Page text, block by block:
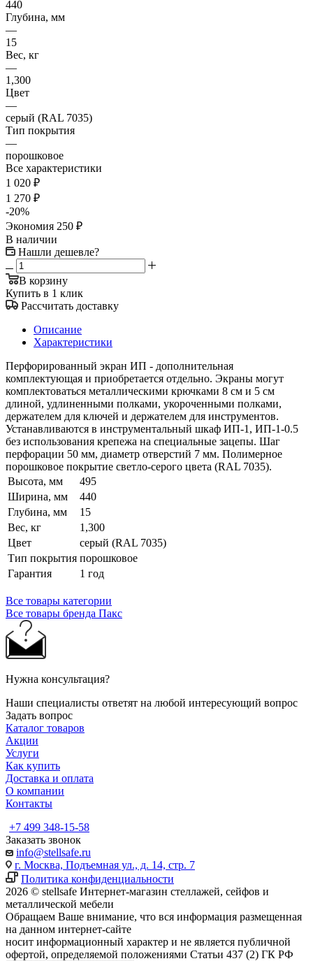
440
Глубина, мм
—
15
Вес, кг
—
1,300
Цвет
—
серый (RAL 7035)
Тип покрытия
—
порошковое
Все характеристики
1 020 ₽
1 270 ₽
-20%
Экономия 250 ₽
В наличии
Нашли дешевле?
В корзину
Купить в 1 клик
Рассчитать доставку
Описание
Характеристики
Перфорированный экран ИП - дополнительная
комплектующая и приобретается отдельно. Экраны могут
комплектоваться металлическими крючками 8 см и 5 см
длиной, удлиненными полками, укороченными полками,
держателем для ключей и держателем для инструментов.
Устанавливаются в инструментальный шкаф ИП-1, ИП-1-0.5
без использования крепежа на специальные зацепы. Шаг
перфорации 50 мм, диаметр отверстий 7 мм. Полимерное
порошковое покрытие светло-серого цвета (RAL 7035).
Высота, мм
495
Ширина, мм
440
Глубина, мм
15
Вес, кг
1,300
Цвет
серый (RAL 7035)
Тип покрытия порошковое
Гарантия
1 год
Все товары категории
Все товары бренда Пакс
Нужна консультация?
Наши специалисты ответят на любой интересующий вопрос
Задать вопрос
Каталог товаров
Акции
Услуги
Как купить
Доставка и оплата
О компании
Контакты
+7 499 348-15-58
Заказать звонок
info@stellsafe.ru
г. Москва, Подъемная ул., д. 14, стр. 7
Политика конфиденциальности
2026 © stellsafe Интернет-магазин стеллажей, сейфов и
металлической мебели
Обращаем Ваше внимание, что вся информация размещенная
на данном интернет-сайте
носит информационный характер и не является публичной
офертой, определяемой положениями Статьи 437 (2) ГК РФ